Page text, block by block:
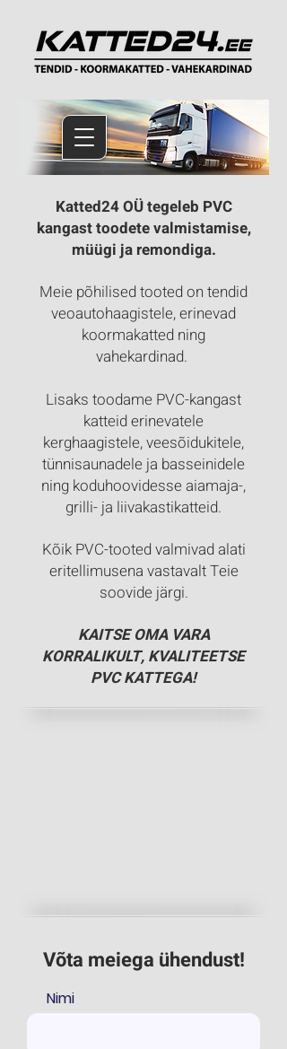
Katted24 OÜ tegeleb PVC
kangast toodete valmistamise,
müügi ja remondiga.
Meie põhilised tooted on tendid
veoautohaagistele, erinevad
koormakatted ning
vahekardinad.
Lisaks toodame PVC-kangast
katteid erinevatele
kerghaagistele, veesõidukitele,
tünnisaunadele ja basseinidele
ning koduhoovidesse aiamaja-,
grilli- ja liivakastikatteid.
Kõik PVC-tooted valmivad alati
eritellimusena vastavalt Teie
soovide järgi.
KAITSE OMA VARA
KORRALIKULT, KVALITEETSE
PVC KATTEGA!
Võta meiega ühendust!
Nimi